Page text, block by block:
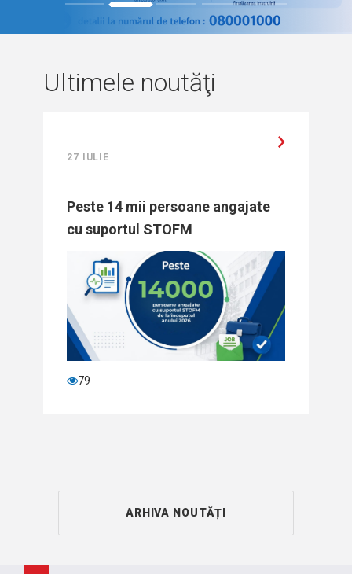
1 2 3 4 5
Ultimele noutăţi
27 IULIE
Peste 14 mii persoane angajate
cu suportul STOFM
79
ARHIVA NOUTĂȚI